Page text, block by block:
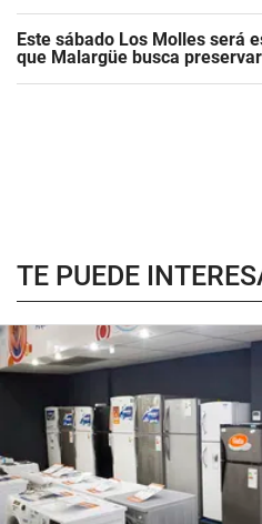
Este sábado Los Molles será
que Malargüe busca preservar
TE PUEDE